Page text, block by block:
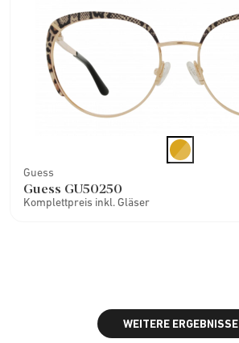
Guess
Guess GU50250
Komplettpreis inkl. Gläser
WEITERE ERGEBNISSE